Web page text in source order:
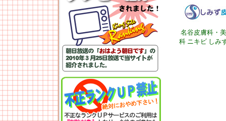
名谷皮膚科・
科 ニキビ しみ